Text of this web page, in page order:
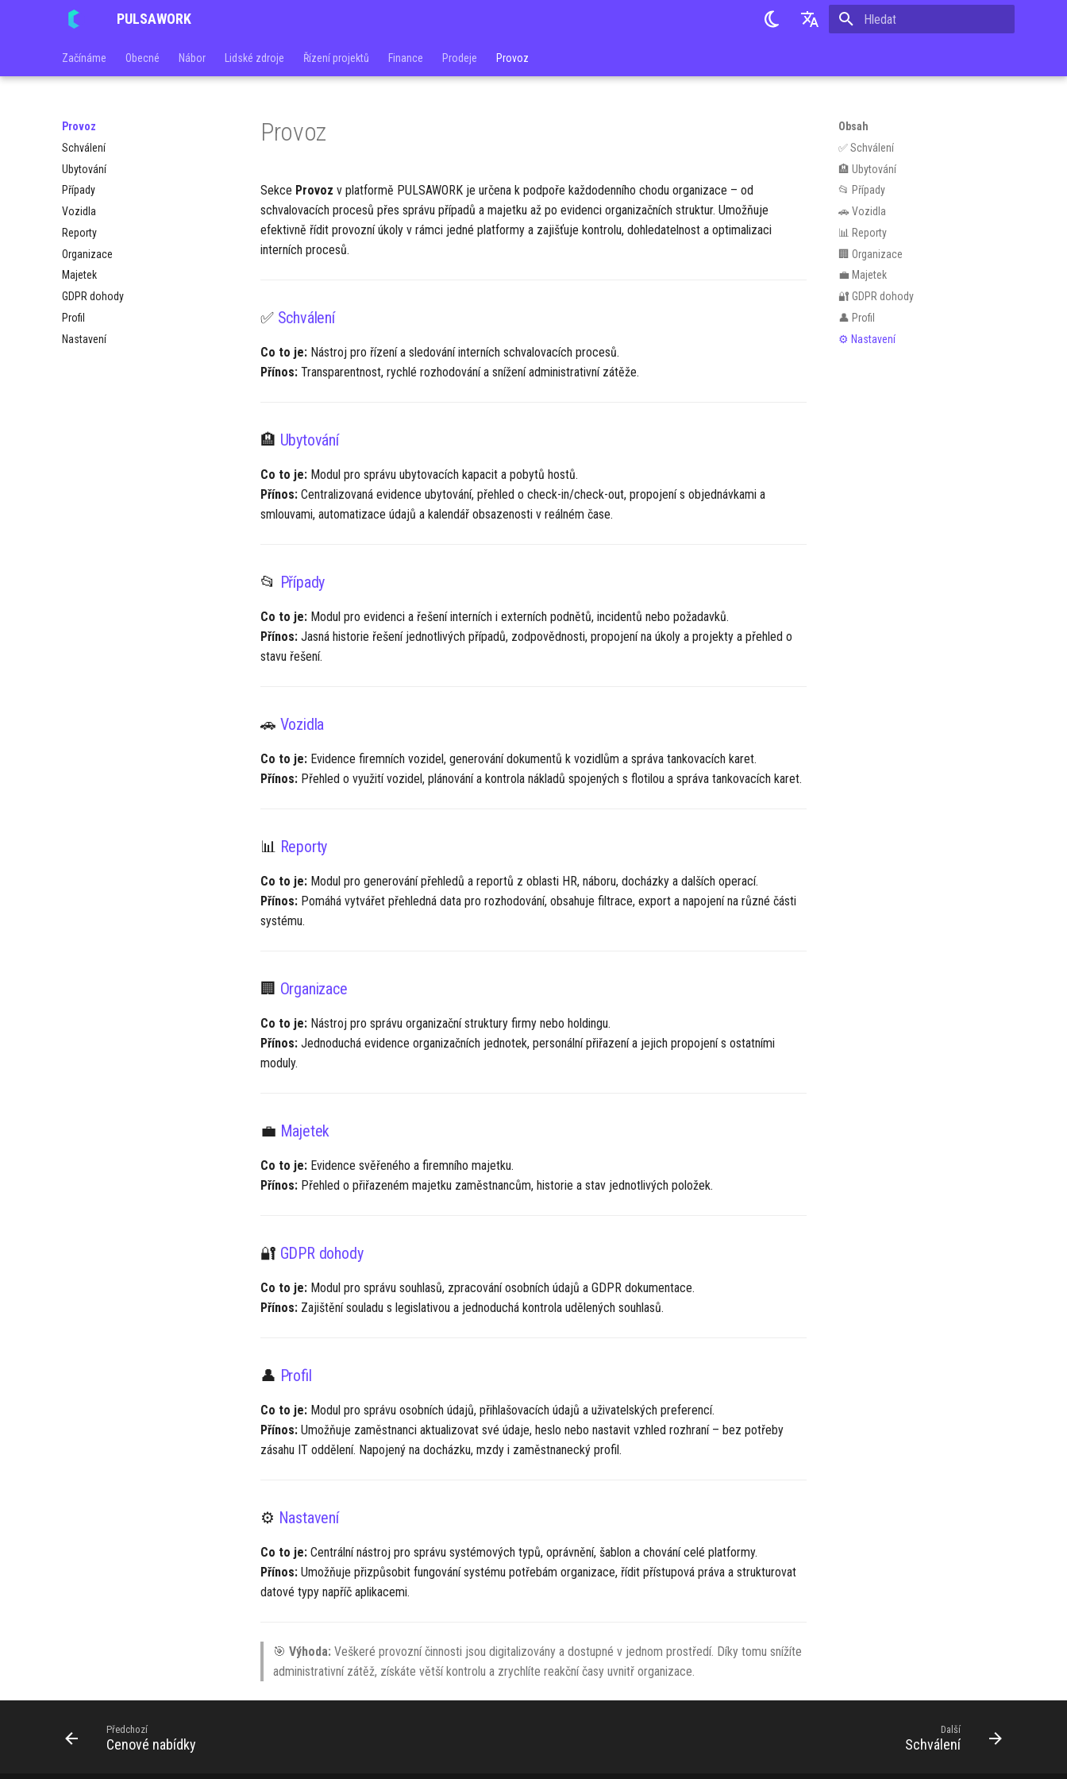
PULSAWORK
Začínáme Obecné Nábor Lidské zdroje Řízení projektů Finance Prodeje Provoz
Provoz
Schválení
Ubytování
Případy
Vozidla
Reporty
Organizace
Majetek
GDPR dohody
Profil
Nastavení
Obsah
✅ Schválení
🏨 Ubytování
📂 Případy
🚗 Vozidla
📊 Reporty
🏢 Organizace
💼 Majetek
🔐 GDPR dohody
👤 Profil
⚙️ Nastavení
Provoz
Sekce Provoz v platformě PULSAWORK je určena k podpoře každodenního chodu organizace – od
schvalovacích procesů přes správu případů a majetku až po evidenci organizačních struktur. Umožňuje
efektivně řídit provozní úkoly v rámci jedné platformy a zajišťuje kontrolu, dohledatelnost a optimalizaci
interních procesů.
✅ Schválení
Co to je: Nástroj pro řízení a sledování interních schvalovacích procesů.
Přínos: Transparentnost, rychlé rozhodování a snížení administrativní zátěže.
🏨 Ubytování
Co to je: Modul pro správu ubytovacích kapacit a pobytů hostů.
Přínos: Centralizovaná evidence ubytování, přehled o check-in/check-out, propojení s objednávkami a
smlouvami, automatizace údajů a kalendář obsazenosti v reálném čase.
📂 Případy
Co to je: Modul pro evidenci a řešení interních i externích podnětů, incidentů nebo požadavků.
Přínos: Jasná historie řešení jednotlivých případů, zodpovědnosti, propojení na úkoly a projekty a přehled o
stavu řešení.
🚗 Vozidla
Co to je: Evidence firemních vozidel, generování dokumentů k vozidlům a správa tankovacích karet.
Přínos: Přehled o využití vozidel, plánování a kontrola nákladů spojených s flotilou a správa tankovacích karet.
📊 Reporty
Co to je: Modul pro generování přehledů a reportů z oblasti HR, náboru, docházky a dalších operací.
Přínos: Pomáhá vytvářet přehledná data pro rozhodování, obsahuje filtrace, export a napojení na různé části
systému.
🏢 Organizace
Co to je: Nástroj pro správu organizační struktury firmy nebo holdingu.
Přínos: Jednoduchá evidence organizačních jednotek, personální přiřazení a jejich propojení s ostatními
moduly.
💼 Majetek
Co to je: Evidence svěřeného a firemního majetku.
Přínos: Přehled o přiřazeném majetku zaměstnancům, historie a stav jednotlivých položek.
🔐 GDPR dohody
Co to je: Modul pro správu souhlasů, zpracování osobních údajů a GDPR dokumentace.
Přínos: Zajištění souladu s legislativou a jednoduchá kontrola udělených souhlasů.
👤 Profil
Co to je: Modul pro správu osobních údajů, přihlašovacích údajů a uživatelských preferencí.
Přínos: Umožňuje zaměstnanci aktualizovat své údaje, heslo nebo nastavit vzhled rozhraní – bez potřeby
zásahu IT oddělení. Napojený na docházku, mzdy i zaměstnanecký profil.
⚙️ Nastavení
Co to je: Centrální nástroj pro správu systémových typů, oprávnění, šablon a chování celé platformy.
Přínos: Umožňuje přizpůsobit fungování systému potřebám organizace, řídit přístupová práva a strukturovat
datové typy napříč aplikacemi.
🎯 Výhoda: Veškeré provozní činnosti jsou digitalizovány a dostupné v jednom prostředí. Díky tomu snížíte
administrativní zátěž, získáte větší kontrolu a zrychlíte reakční časy uvnitř organizace.
Předchozí
Cenové nabídky
Další
Schválení